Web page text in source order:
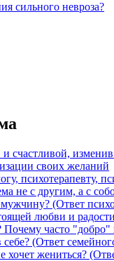
сильного невроза?
счастливой,
своих желаний
психотерапевту,
не с другим, а с
(Ответ
любви и
часто "добро"
(Ответ
хочет жениться?